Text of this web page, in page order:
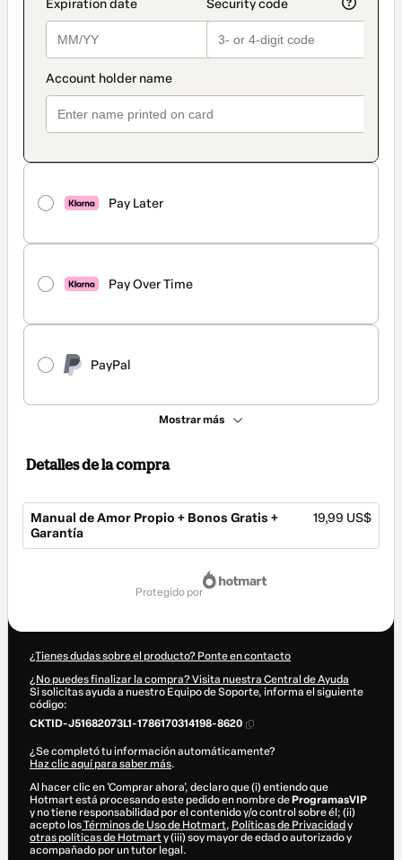
Pay Later
Pay Over Time
PayPal
Mostrar más
Detalles de la compra
Manual de Amor Propio + Bonos Gratis +
Garantía
19,99 US$
protegido por
¿Tienes dudas sobre el producto? Ponte en contacto
¿No puedes finalizar la compra? Visita nuestra Central de Ayuda
Si solicitas ayuda a nuestro Equipo de Soporte, informa el siguiente
código:
CKTID-J51682073L1-1786170314198-8620
¿Se completó tu información automáticamente?
Haz clic aquí para saber más.
Al hacer clic en 'Comprar ahora', declaro que (i) entiendo que
Hotmart está procesando este pedido en nombre de ProgramasVIP
y no tiene responsabilidad por el contenido y/o control sobre él; (ii)
acepto losTérminos de Uso de Hotmart, Políticas de Privacidad y
otras políticas de Hotmarty (iii) soy mayor de edad o autorizado y
acompañado por un tutor legal.